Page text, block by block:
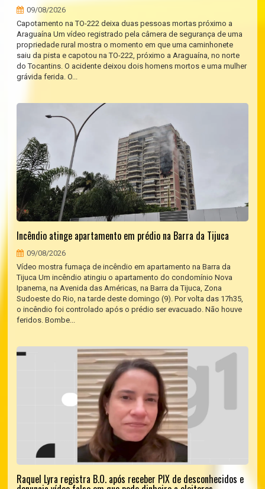
09/08/2026
Capotamento na TO-222 deixa duas pessoas mortas próximo a
Araguaína Um vídeo registrado pela câmera de segurança de uma
propriedade rural mostra o momento em que uma caminhonete
saiu da pista e capotou na TO-222, próximo a Araguaína, no norte
do Tocantins. O acidente deixou dois homens mortos e uma mulher
grávida ferida. O...
Incêndio atinge apartamento em prédio na Barra da Tijuca
09/08/2026
Vídeo mostra fumaça de incêndio em apartamento na Barra da
Tijuca Um incêndio atingiu o apartamento do condomínio Nova
Ipanema, na Avenida das Américas, na Barra da Tijuca, Zona
Sudoeste do Rio, na tarde deste domingo (9). Por volta das 17h35,
o incêndio foi controlado após o prédio ser evacuado. Não houve
feridos. Bombe...
Raquel Lyra registra B.O. após receber PIX de desconhecidos e